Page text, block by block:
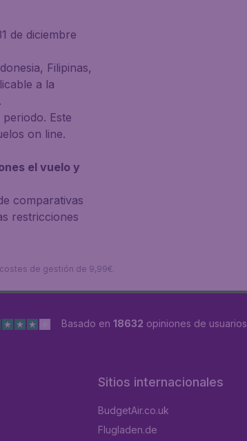
de diciembre
Filipinas,
a la
Este
on line.
el vuelo y
comparativas
restricciones
de gestión de 9,99€.
Basado en 18632 opiniones de usuarios
Sitios internacionales
BudgetAir.co.uk
Flugladen.de